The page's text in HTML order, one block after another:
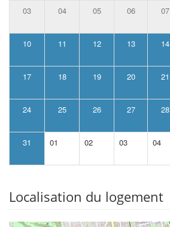
03 04 05 06 07
10 11 12 13 14
17 18 19 20 21
24 25 26 27 28
31 01 02 03 04
Localisation du logement